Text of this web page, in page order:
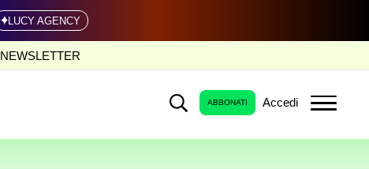
LUCY AGENCY
NEWSLETTER
ABBONATI Accedi